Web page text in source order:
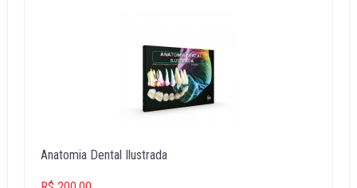
Anatomia Dental Ilustrada